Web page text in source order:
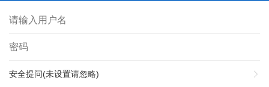
安全提问(未设置请忽略)